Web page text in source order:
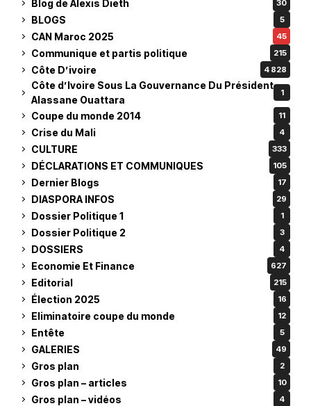
Blog de Alexis Dieth 30
BLOGS 5
CAN Maroc 2025 45
Communique et partis politique 215
Côte D’ivoire 4 828
Côte d’Ivoire Sous La Gouvernance Du Président
Alassane Ouattara
1
Coupe du monde 2014 11
Crise du Mali 4
CULTURE 333
DÉCLARATIONS ET COMMUNIQUES 105
Dernier Blogs 17
DIASPORA INFOS 29
Dossier Politique 1 1
Dossier Politique 2 3
DOSSIERS 4
Economie Et Finance 627
Editorial 215
Élection 2025 16
Eliminatoire coupe du monde 12
Entête 5
GALERIES 49
Gros plan 2
Gros plan – articles 10
Gros plan – vidéos 4